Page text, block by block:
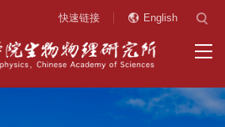
快速链接 English